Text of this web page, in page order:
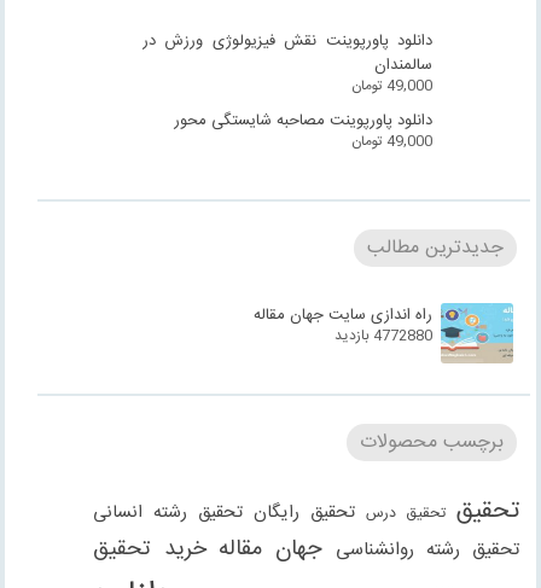
دانلود پاورپوینت نقش فیزیولوژی ورزش در
سالمندان
49,000 تومان
دانلود پاورپوینت مصاحبه شایستگی محور
49,000 تومان
جدیدترین مطالب
راه اندازی سایت جهان مقاله
4772880 بازدید
برچسب محصولات
تحقیق تحقیق درس تحقیق رایگان تحقیق رشته انسانی
تحقیق رشته روانشناسی جهان مقاله خرید تحقیق